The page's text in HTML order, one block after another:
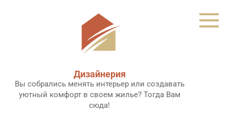
Дизайнерия
Вы собрались менять интерьер или создавать
уютный комфорт в своем жилье? Тогда Вам
сюда!